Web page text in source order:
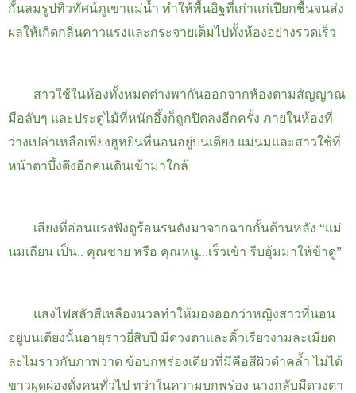
กั้นลมรูปทิวทัศน์ภูเขาแม่น้ำ ทำให้พื้นอิฐที่เก่าแก่เปียกชื้นจนส่ง
ผลให้เกิดกลิ่นคาวแรงและกระจายเต็มไปทั้งห้องอย่างรวดเร็ว
สาวใช้ในห้องทั้งหมดต่างพากันออกจากห้องตามสัญญาณ
มือลับๆ และประตูไม้ที่หนักอึ้งก็ถูกปิดลงอีกครั้ง ภายในห้องที่
ว่างเปล่าเหลือเพียงฮูหยินที่นอนอยู่บนเตียง แม่นมและสาวใช้ที่
หน้าตาบึ้งตึงอีกคนเดินเข้ามาใกล้
เสียงที่อ่อนแรงฟังดูร้อนรนดังมาจากฉากกั้นด้านหลัง “แม่
นมเถียน เป็น.. คุณชาย หรือ คุณหนู...เร็วเข้า รีบอุ้มมาให้ข้าดู”
แสงไฟสลัวสีเหลืองนวลทำให้มองออกว่าหญิงสาวที่นอน
อยู่บนเตียงนั้นอายุราวยี่สิบปี มีดวงตาและคิ้วเรียวงามละเมียด
ละไมราวกับภาพวาด ข้อบกพร่องเดียวที่มีคือสีผิวดำคล้ำ ไม่ได้
ขาวผุดผ่องดั่งคนทั่วไป ทว่าในความบกพร่อง นางกลับมีดวงตา